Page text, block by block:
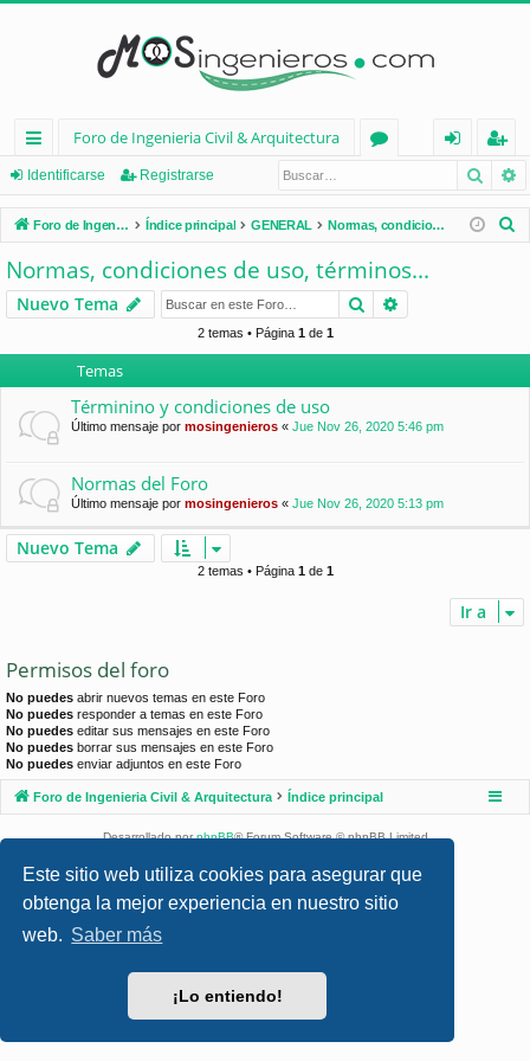
Este sitio web utiliza cookies para asegurar que
obtenga la mejor experiencia en nuestro sitio
web. Saber más
¡Lo entiendo!
nl
ac
es
rá
pi
d
os
Foro de Ingenieria Civil & Arquitectura
os
nt
ifi
e
eg
ist
ra
Identificarse Registrarse
Foro de Ingenieria Civil & Arquitectura Índice principal GENERAL Normas, condiciones de uso, términos...
r
Normas, condiciones de uso, términos...
Nuevo Tema Buscar
2 temas • Página 1de 1
Temas
Términino y condiciones de uso
Último mensaje por mosingenieros « Jue Nov 26, 2020 5:46 pm
Normas del Foro
Último mensaje por mosingenieros « Jue Nov 26, 2020 5:13 pm
Nuevo Tema
2 temas • Página 1de 1
Ir a
Permisos del foro
No puedes abrir nuevos temas en este Foro
No puedes responder a temas en este Foro
No puedes editar sus mensajes en este Foro
No puedes borrar sus mensajes en este Foro
No puedes enviar adjuntos en este Foro
Foro de Ingenieria Civil & Arquitectura Índice principal
Desarrollado porphpBB® Forum Software © phpBB Limited
Traducción al español porphpBB España
Privacidad| Condiciones